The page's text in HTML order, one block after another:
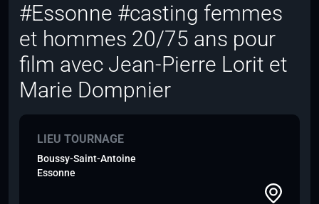
#Essonne #casting femmes
et hommes 20/75 ans pour
film avec Jean-Pierre Lorit et
Marie Dompnier
LIEU TOURNAGE
Boussy-Saint-Antoine
Essonne